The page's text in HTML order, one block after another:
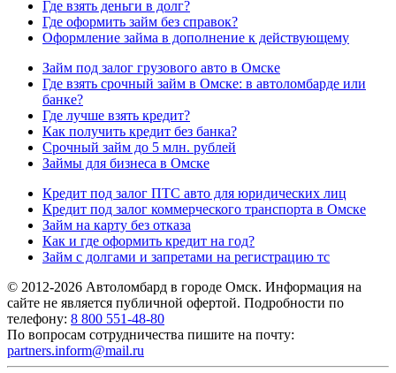
Где взять деньги в долг?
Где оформить займ без справок?
Оформление займа в дополнение к действующему
Займ под залог грузового авто в Омске
Где взять срочный займ в Омске: в автоломбарде или
банке?
Где лучше взять кредит?
Как получить кредит без банка?
Срочный займ до 5 млн. рублей
Займы для бизнеса в Омске
Кредит под залог ПТС авто для юридических лиц
Кредит под залог коммерческого транспорта в Омске
Займ на карту без отказа
Как и где оформить кредит на год?
Займ с долгами и запретами на регистрацию тс
© 2012-2026 Автоломбард в городе Омск. Информация на
сайте не является публичной офертой. Подробности по
телефону: 8 800 551-48-80
По вопросам сотрудничества пишите на почту:
partners.inform@mail.ru